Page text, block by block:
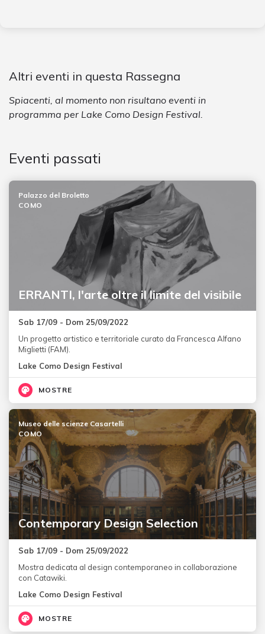
Altri eventi in questa Rassegna
Spiacenti, al momento non risultano eventi in
programma per Lake Como Design Festival.
Eventi passati
ERRANTI, l'arte oltre il limite del visibile
Palazzo del Broletto
COMO
Sab 17/09 - Dom 25/09/2022
Un progetto artistico e territoriale curato da Francesca Alfano
Miglietti (FAM).
Lake Como Design Festival
MOSTRE
Contemporary Design Selection
Museo delle scienze Casartelli
COMO
Sab 17/09 - Dom 25/09/2022
Mostra dedicata al design contemporaneo in collaborazione
con Catawiki.
Lake Como Design Festival
MOSTRE